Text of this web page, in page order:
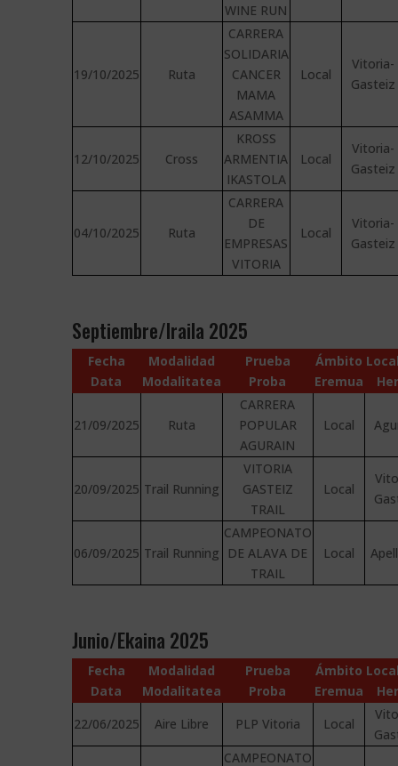
WINE RUN
19/10/2025 Ruta
CARRERA
SOLIDARIA
CANCER
MAMA
ASAMMA
Local
Vitoria-
Gasteiz
12/10/2025 Cross
KROSS
ARMENTIA
IKASTOLA
Local
Vitoria-
Gasteiz
04/10/2025 Ruta
CARRERA
DE
EMPRESAS
VITORIA
Local
Vitoria-
Gasteiz
Septiembre/Iraila 2025
Fecha
Data
Modalidad
Modalitatea
Prueba
Proba
Ámbito
Eremua
21/09/2025 Ruta
CARRERA
POPULAR
AGURAIN
Local
20/09/2025 Trail Running
VITORIA
GASTEIZ
TRAIL
Local
06/09/2025 Trail Running
CAMPEONATO
DE ALAVA DE
TRAIL
Local
Junio/Ekaina 2025
Fecha
Data
Modalidad
Modalitatea
Prueba
Proba
Ámbito
Eremua
22/06/2025
Aire Libre PLP Vitoria Local
CAMPEONATO